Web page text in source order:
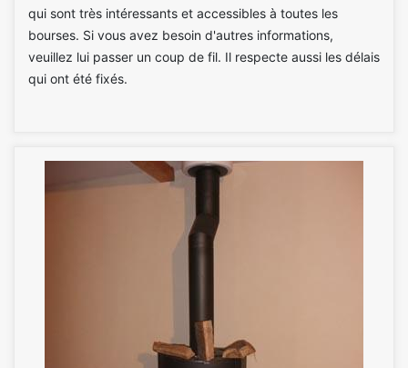
qui sont très intéressants et accessibles à toutes les
bourses. Si vous avez besoin d'autres informations,
veuillez lui passer un coup de fil. Il respecte aussi les délais
qui ont été fixés.